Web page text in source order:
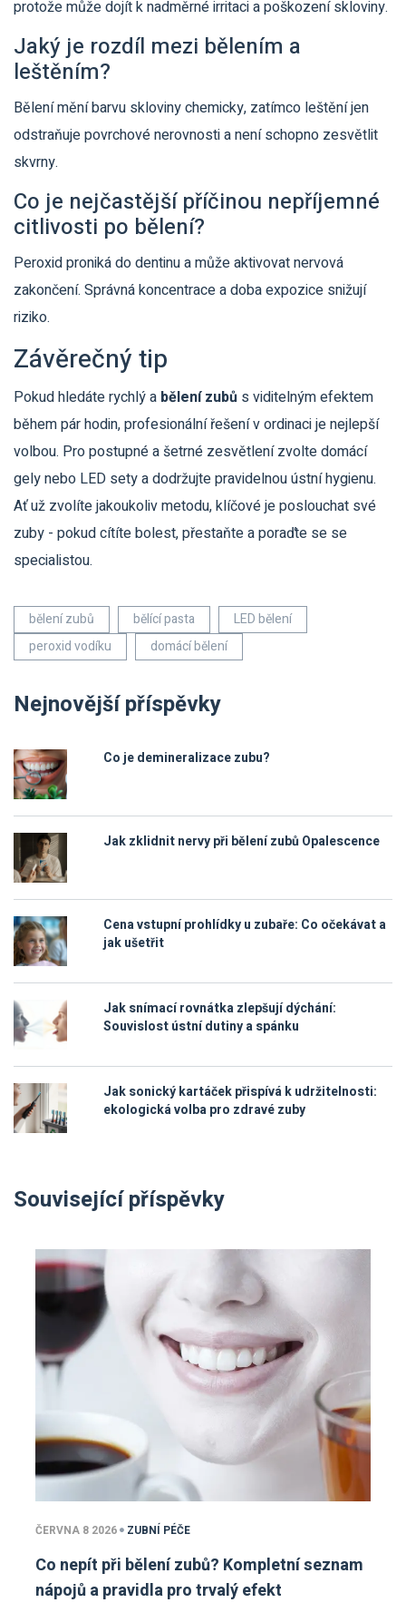
protože může dojít k nadměrné irritaci a poškození skloviny.
Jaký je rozdíl mezi bělením a
leštěním?
Bělení mění barvu skloviny chemicky, zatímco leštění jen
odstraňuje povrchové nerovnosti a není schopno zesvětlit
skvrny.
Co je nejčastější příčinou nepříjemné
citlivosti po bělení?
Peroxid proniká do dentinu a může aktivovat nervová
zakončení. Správná koncentrace a doba expozice snižují
riziko.
Závěrečný tip
Pokud hledáte rychlý a bělení zubů s viditelným efektem
během pár hodin, profesionální řešení v ordinaci je nejlepší
volbou. Pro postupné a šetrné zesvětlení zvolte domácí
gely nebo LED sety a dodržujte pravidelnou ústní hygienu.
Ať už zvolíte jakoukoliv metodu, klíčové je poslouchat své
zuby - pokud cítíte bolest, přestaňte a poraďte se se
specialistou.
bělení zubů bělící pasta
LED bělení
peroxid vodíku
domácí bělení
Nejnovější příspěvky
Co je demineralizace zubu?
Jak zklidnit nervy při bělení zubů Opalescence
Cena vstupní prohlídky u zubaře: Co očekávat a
jak ušetřit
Jak snímací rovnátka zlepšují dýchání:
Souvislost ústní dutiny a spánku
Jak sonický kartáček přispívá k udržitelnosti:
ekologická volba pro zdravé zuby
Související příspěvky
ČERVNA 8 2026 ZUBNÍ PÉČE
Co nepít při bělení zubů? Kompletní seznam
nápojů a pravidla pro trvalý efekt